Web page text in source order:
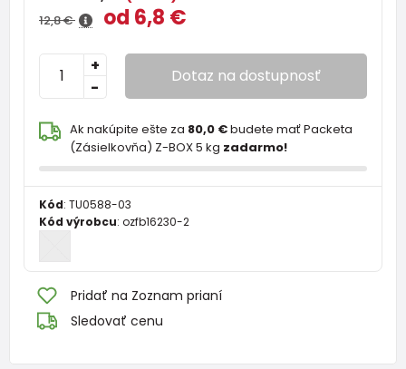
12,8 € od 6,8 €
-
+ Dotaz na dostupnosť
Ak nakúpite ešte za 80,0 €budete mať Packeta
(Zásielkovňa) Z-BOX 5 kg zadarmo!
Kód: TU0588-03
Kód výrobcu: ozfb16230-2
Pridať na Zoznam prianí
Sledovať cenu